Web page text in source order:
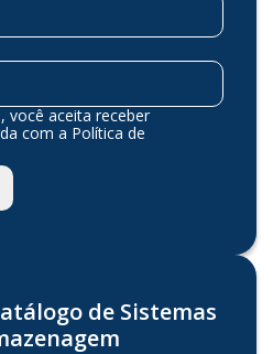
você aceita receber
com a Política de
de Sistemas